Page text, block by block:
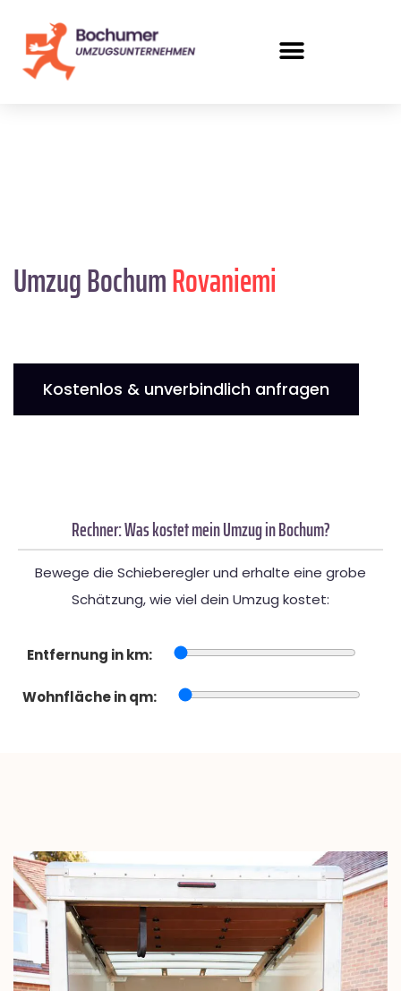
Umzug BochumRovaniemi
Kostenlos & unverbindlich anfragen
Rechner: Was kostet mein Umzug in Bochum?
Bewege die Schieberegler und erhalte eine grobe
Schätzung, wie viel dein Umzug kostet:
Entfernung in km:
Wohnfläche in qm: